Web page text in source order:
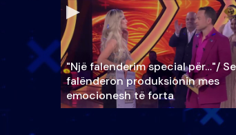
"Një falenderim special për…"/
falënderon produksionin mes
emocionesh të forta